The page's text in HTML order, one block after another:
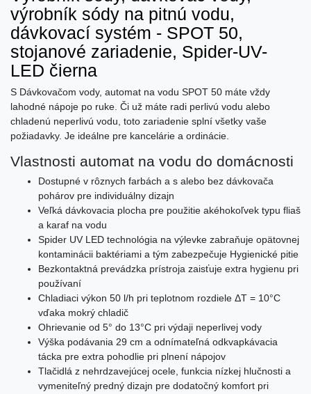
výrobník sódy na pitnú vodu,
dávkovací systém - SPOT 50,
stojanové zariadenie, Spider-UV-
LED čierna
S Dávkovačom vody, automat na vodu SPOT 50 máte vždy
lahodné nápoje po ruke. Či už máte radi perlivú vodu alebo
chladenú neperlivú vodu, toto zariadenie splní všetky vaše
požiadavky. Je ideálne pre kancelárie a ordinácie.
Vlastnosti automat na vodu do domácnosti
Dostupné v rôznych farbách a s alebo bez dávkovača
pohárov pre individuálny dizajn
Veľká dávkovacia plocha pre použitie akéhokoľvek typu fliaš
a karaf na vodu
Spider UV LED technológia na výlevke zabraňuje opätovnej
kontaminácii baktériami a tým zabezpečuje Hygienické pitie
Bezkontaktná prevádzka prístroja zaisťuje extra hygienu pri
používaní
Chladiaci výkon 50 l/h pri teplotnom rozdiele ΔT = 10°C
vďaka mokrý chladič
Ohrievanie od 5° do 13°C pri výdaji neperlivej vody
Výška podávania 29 cm a odnímateľná odkvapkávacia
tácka pre extra pohodlie pri plnení nápojov
Tlačidlá z nehrdzavejúcej ocele, funkcia nízkej hlučnosti a
vymeniteľný predný dizajn pre dodatočný komfort pri